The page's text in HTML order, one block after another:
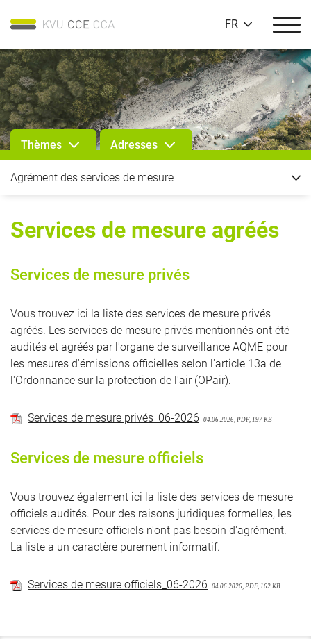
FR
Thèmes Adresses
Agrément des services de mesure
Services de mesure agréés
Services de mesure privés
Vous trouvez ici la liste des services de mesure privés
agréés. Les services de mesure privés mentionnés ont été
audités et agréés par l'organe de surveillance AQME pour
les mesures d'émissions officielles selon l'article 13a de
l'Ordonnance sur la protection de l'air (OPair).
Services de mesure privés_06-2026 04.06.2026, PDF, 197 KB
Services de mesure officiels
Vous trouvez également ici la liste des services de mesure
officiels audités. Pour des raisons juridiques formelles, les
services de mesure officiels n'ont pas besoin d'agrément.
La liste a un caractère purement informatif.
Services de mesure officiels_06-2026 04.06.2026, PDF, 162 KB